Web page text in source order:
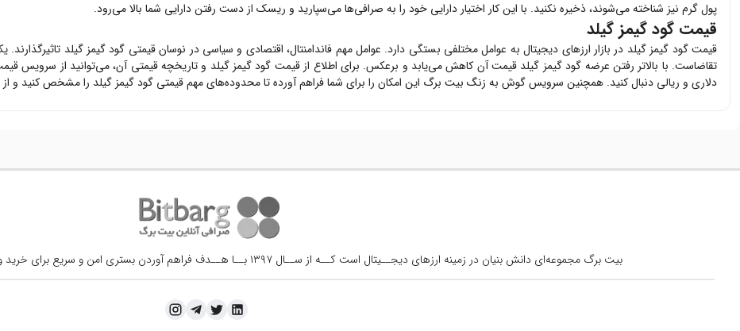
پول گرم نیز شناخته می‌شوند، ذخیره نکنید. با این کار اختیار دارایی خود را به صرافی‌ها می‌سپارید و ریسک از دست رفتن دارایی شما بالا می‌رود.
قیمت گود گیمز گیلد
قیمتگود گیمز گیلد در بازار ارزهای دیجیتال به عوامل مختلفی بستگی دارد. عوامل مهم فاندامنتال، اقتصادی و سیاسی در نوسان قیمتی گود گیمز گیلد
تقاضاست. با بالاتر رفتن عرضه گود گیمز گیلد قیمت آن کاهش می‌یابد و برعکس. برای اطلاع از قیمت گود گیمز گیلد و تاریخچه قیمتی آن، می‌توانید از سرویس
دلاری و ریالی دنبال کنید. همچنین سرویس گوش به زنگ بیت برگ این امکان را برای شما فراهم آورده تا محدوده‌های مهم قیمتی گود گیمز گیلد را مشخص کنید و از
بیت برگ مجموعه‌ای دانش بنیان در زمینه ارزهای دیجــیتال است کــه از ســال ۱۳۹۷ بــا هــدف فراهم آوردن بستری امن و سریع برای